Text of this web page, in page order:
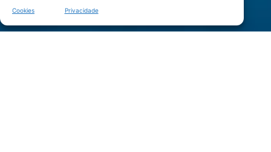
Cookies
Privacidade